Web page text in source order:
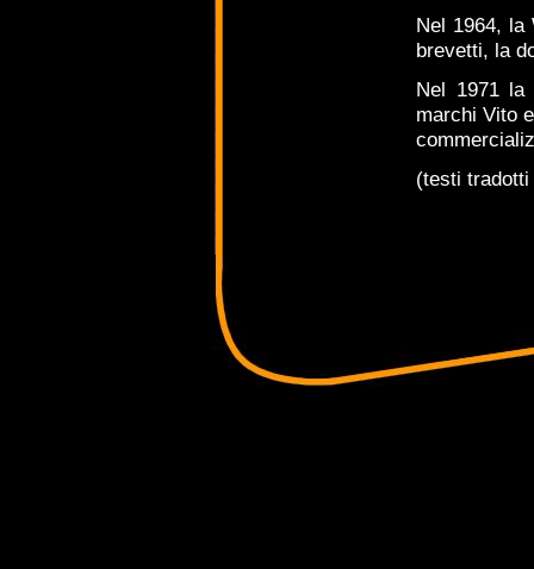
Nel 1964,
brevetti, la
Nel 1971 la
marchi Vito
(testi